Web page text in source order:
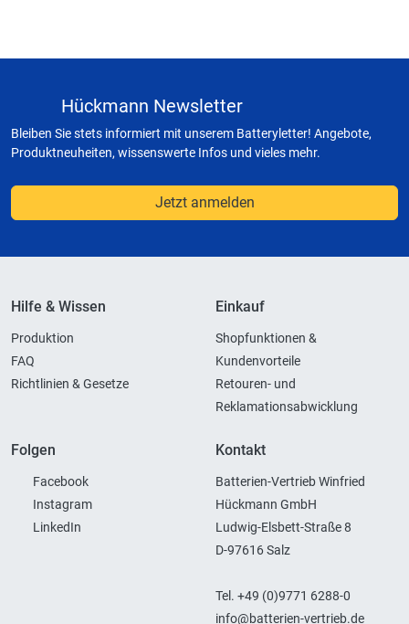
Hückmann Newsletter
Bleiben Sie stets informiert mit unserem Batteryletter! Angebote,
Produktneuheiten, wissenswerte Infos und vieles mehr.
Jetzt anmelden
Hilfe & Wissen
Produktion
FAQ
Richtlinien & Gesetze
Einkauf
Shopfunktionen &
Kundenvorteile
Retouren- und
Reklamationsabwicklung
Folgen
Facebook
Instagram
LinkedIn
Kontakt
Batterien-Vertrieb Winfried
Hückmann GmbH
Ludwig-Elsbett-Straße 8
D-97616 Salz
Tel. +49 (0)9771 6288-0
info@batterien-vertrieb.de